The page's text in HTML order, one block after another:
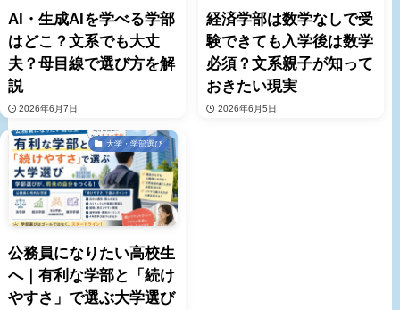
AI・生成AIを学べる学部
はどこ？文系でも大丈
夫？母目線で選び方を解
説
2026年6月7日
経済学部は数学なしで受
験できても入学後は数学
必須？文系親子が知って
おきたい現実
2026年6月5日
大学・学部選び
公務員になりたい高校生
へ｜有利な学部と「続け
やすさ」で選ぶ大学選び